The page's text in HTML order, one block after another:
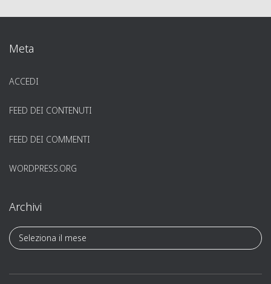
Meta
ACCEDI
FEED DEI CONTENUTI
FEED DEI COMMENTI
WORDPRESS.ORG
Archivi
A
r
h